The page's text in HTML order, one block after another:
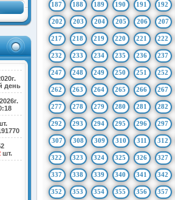
день
шт.
187 188 189 190 191 192
202 203 204 205 206 207
217 218 219 220 221 222
232 233 234 235 236 237
247 248 249 250 251 252
262 263 264 265 266 267
277 278 279 280 281 282
292 293 294 295 296 297
307 308 309 310 311 312
322 323 324 325 326 327
337 338 339 340 341 342
352 353 354 355 356 357